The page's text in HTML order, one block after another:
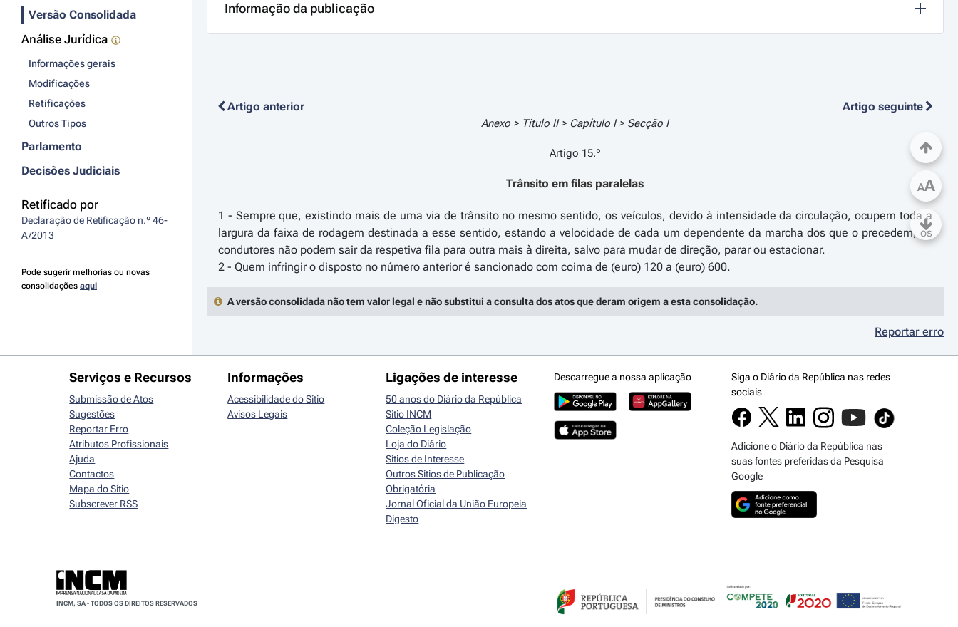
Versão Consolidada
Análise Jurídica
Informações gerais
Modificações
Retificações
Outros Tipos
Parlamento
Decisões Judiciais
Retificado por
Declaração de Retificação n.º 46-
A/2013
Pode sugerir melhorias ou novas
consolidações aqui
Informação da publicação
Artigo anterior Artigo seguinte
Anexo > Título II > Capítulo I > Secção I
Artigo 15.º
Trânsito em filas paralelas
1 - Sempre que, existindo mais de uma via de trânsito no mesmo sentido, os veículos, devido à intensidade da circulação, ocupem toda a
largura da faixa de rodagem destinada a esse sentido, estando a velocidade de cada um dependente da marcha dos que o precedem, os
condutores não podem sair da respetiva fila para outra mais à direita, salvo para mudar de direção, parar ou estacionar.
A versão consolidada não tem valor legal e não substitui a consulta dos atos que deram origem a esta consolidação.
Reportar erro
AA
Serviços e Recursos
Submissão de Atos
Sugestões
Reportar Erro
Atributos Profissionais
Ajuda
Contactos
Mapa do Sítio
Subscrever RSS
Informações
Acessibilidade do Sítio
Avisos Legais
Ligações de interesse
50 anos do Diário da República
Sítio INCM
Coleção Legislação
Loja do Diário
Sítios de Interesse
Outros Sítios de Publicação
Obrigatória
Jornal Oficial da União Europeia
Digesto
Descarregue a nossa aplicação
Siga o Diário da República nas redes
sociais
Adicione o Diário da República nas
suas fontes preferidas da Pesquisa
Google
INCM, SA - TODOS OS DIREITOS RESERVADOS